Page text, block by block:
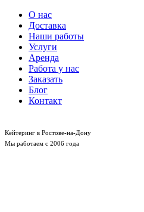
О нас
Доставка
Наши работы
Услуги
Аренда
Работа у нас
Заказать
Блог
Контакт
Кейтеринг в Ростове-на-Дону
Мы работаем с 2006 года